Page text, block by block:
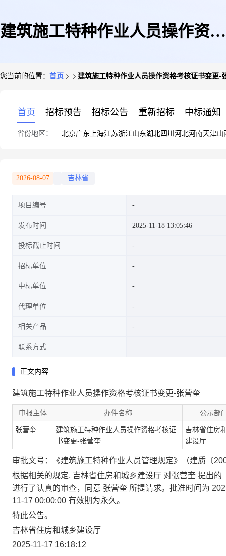
建筑施工特种作业人员操作资格
您当前的位置： 首页 建筑施工特种作业人员操作资格考核证书变更-
首页 招标预告 招标公告 重新招标 中标通知
省份地区： 北京广东 上海江苏浙江山东湖北四川 河北河南天津山
2026-08-07 吉林省
项目编号
发布时间 2025-11-18 13:05:46
投标截止时间
招标单位
中标单位
代理单位
相关产品
联系方式
正文内容
建筑施工特种作业人员操作资格考核证书变更-张营奎
申报主体 办件名称 公示部
张营奎
建筑施工特种作业人员操作资格考核证
书变更-张营奎
吉林省住房
建设厅
审批文号：《建筑施工特种作业人员管理规定》（建质〔
根据相关的规定, 吉林省住房和城乡建设厅 对张营奎 提出
进行了认真的审查，同意 张营奎 所提请求。批准时间为
11-17 00:00:00 有效期为永久。
特此公告。
吉林省住房和城乡建设厅
2025-11-17 16:18:12